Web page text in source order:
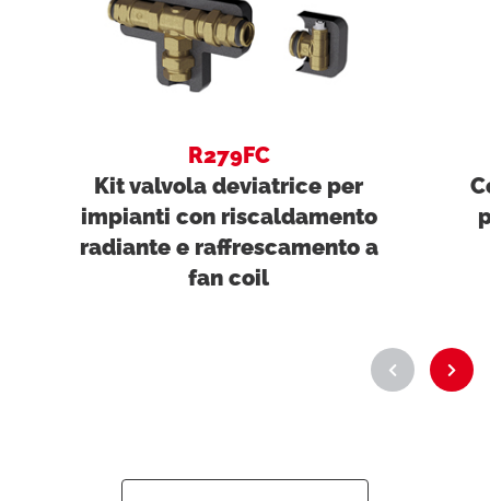
R279FC
Kit valvola deviatrice per
impianti con riscaldamento
radiante e raffrescamento a
fan coil